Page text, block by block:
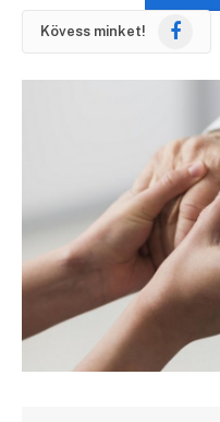
Kövess minket! Facebook